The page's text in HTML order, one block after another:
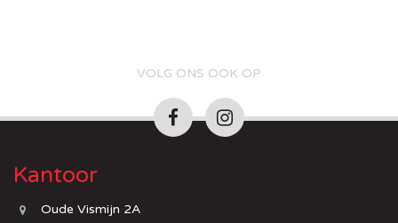
VOLG ONS OOK OP
Kantoor
Oude Vismijn 2A